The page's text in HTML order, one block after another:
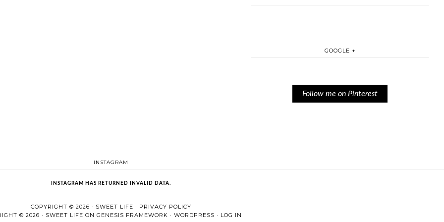
GOOGLE +
Follow me on Pinterest
INSTAGRAM
INSTAGRAM HAS RETURNED INVALID DATA.
COPYRIGHT © 2026 · SWEET LIFE · PRIVACY POLICY
© 2026 · SWEET LIFE ON GENESIS FRAMEWORK · WORDPRESS · LOG IN